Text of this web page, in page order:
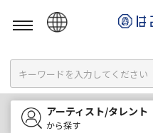
English
한국어
中文
アーティスト/タレント
から探す